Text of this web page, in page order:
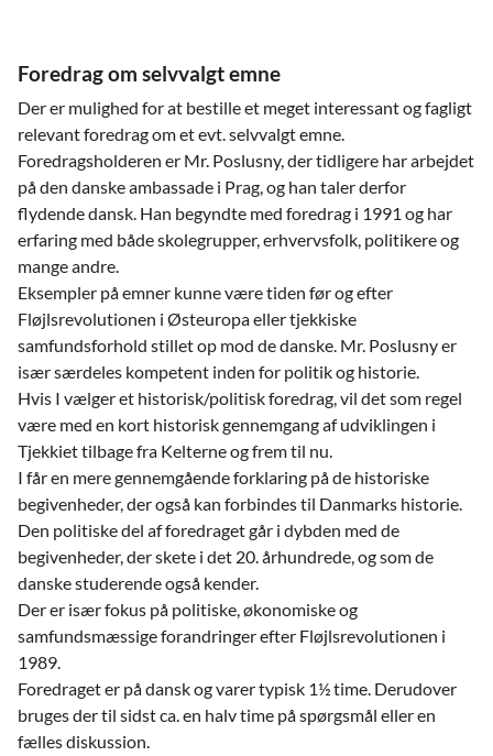
Foredrag om selvvalgt emne
Der er mulighed for at bestille et meget interessant og fagligt
relevant foredrag om et evt. selvvalgt emne.
Foredragsholderen er Mr. Poslusny, der tidligere har arbejdet
på den danske ambassade i Prag, og han taler derfor
flydende dansk. Han begyndte med foredrag i 1991 og har
erfaring med både skolegrupper, erhvervsfolk, politikere og
mange andre.
Eksempler på emner kunne være tiden før og efter
Fløjlsrevolutionen i Østeuropa eller tjekkiske
samfundsforhold stillet op mod de danske. Mr. Poslusny er
især særdeles kompetent inden for politik og historie.
Hvis I vælger et historisk/politisk foredrag, vil det som regel
være med en kort historisk gennemgang af udviklingen i
Tjekkiet tilbage fra Kelterne og frem til nu.
I får en mere gennemgående forklaring på de historiske
begivenheder, der også kan forbindes til Danmarks historie.
Den politiske del af foredraget går i dybden med de
begivenheder, der skete i det 20. århundrede, og som de
danske studerende også kender.
Der er især fokus på politiske, økonomiske og
samfundsmæssige forandringer efter Fløjlsrevolutionen i
1989.
Foredraget er på dansk og varer typisk 1½ time. Derudover
bruges der til sidst ca. en halv time på spørgsmål eller en
fælles diskussion.